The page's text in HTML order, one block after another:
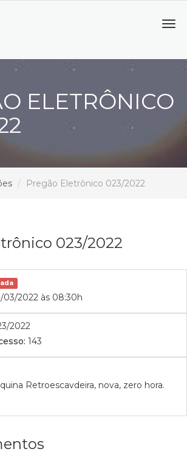
ELETRÔNICO
Pregão Eletrônico 023/2022
023/2022
03/2022 às 08:30h
2022
143
Retroescavdeira, nova, zero hora.